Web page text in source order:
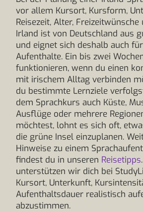
vor allem Kursort, Kursform,
Reisezeit, Alter, Freizeitwünsche
Irland ist von Deutschland aus
und eignet sich deshalb auch
Aufenthalte. Ein bis zwei
funktionieren, wenn du einen
mit irischem Alltag verbinden
du bestimmte Lernziele
dem Sprachkurs auch Küste,
Ausflüge oder mehrere
möchtest, lohnt es sich oft,
die grüne Insel einzuplanen.
Hinweise zu einem
findest du in unseren Reisetipps
unterstützen wir dich bei
Kursort, Unterkunft,
Aufenthaltsdauer realistisch
abzustimmen.